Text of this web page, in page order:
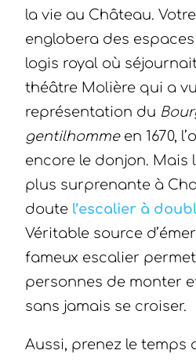
la vie au Château.
englobera des
logis royal où
théâtre Molière qui a
représentation du
gentilhommeen 1670,
encore le donjon. Mais
plus surprenante à
doute l’escalier à
Véritable source
fameux escalier
personnes de monter
sans jamais se croiser.
Aussi, prenez le temps